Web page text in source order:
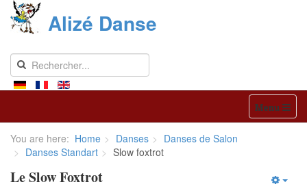
Alizé Danse
Menu
You are here: Home Danses
Danses de Salon
Danses Standart
Slow foxtrot
Le Slow Foxtrot